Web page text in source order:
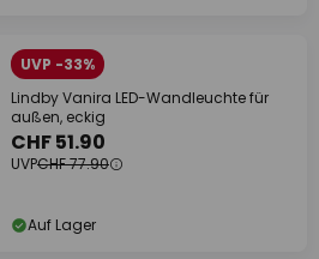
UVP -33%
Lindby Vanira LED-Wandleuchte für
außen, eckig
CHF 51.90
UVPCHF 77.90
Auf Lager